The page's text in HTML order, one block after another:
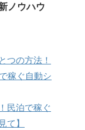
ノウハウ
つの方法！
稼ぐ自動シ
民泊で稼ぐ
て】